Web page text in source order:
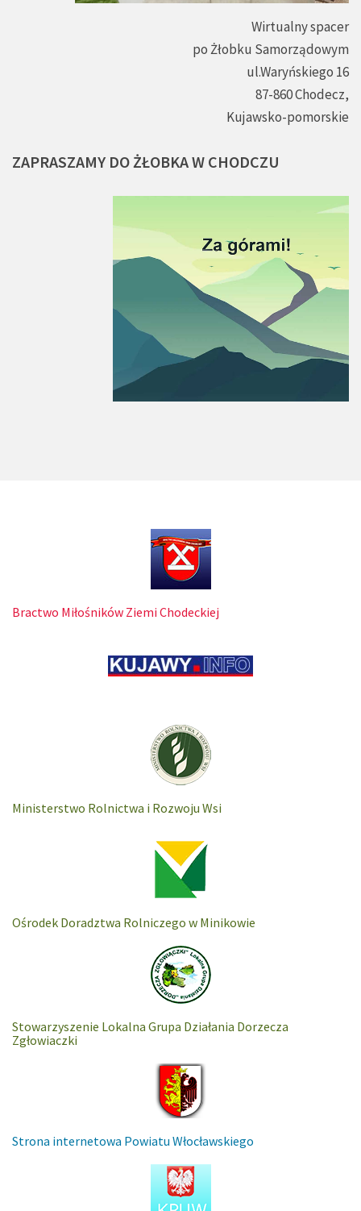
Wirtualny spacer
po Żłobku Samorządowym
ul.Waryńskiego 16
87-860 Chodecz,
Kujawsko-pomorskie
ZAPRASZAMY DOŻŁOBKAW CHODCZU
Bractwo Miłośników Ziemi Chodeckiej
Ministerstwo Rolnictwa i Rozwoju Wsi
Ośrodek Doradztwa Rolniczego w Minikowie
Stowarzyszenie Lokalna Grupa Działania Dorzecza
Zgłowiaczki
Strona internetowa Powiatu Włocławskiego